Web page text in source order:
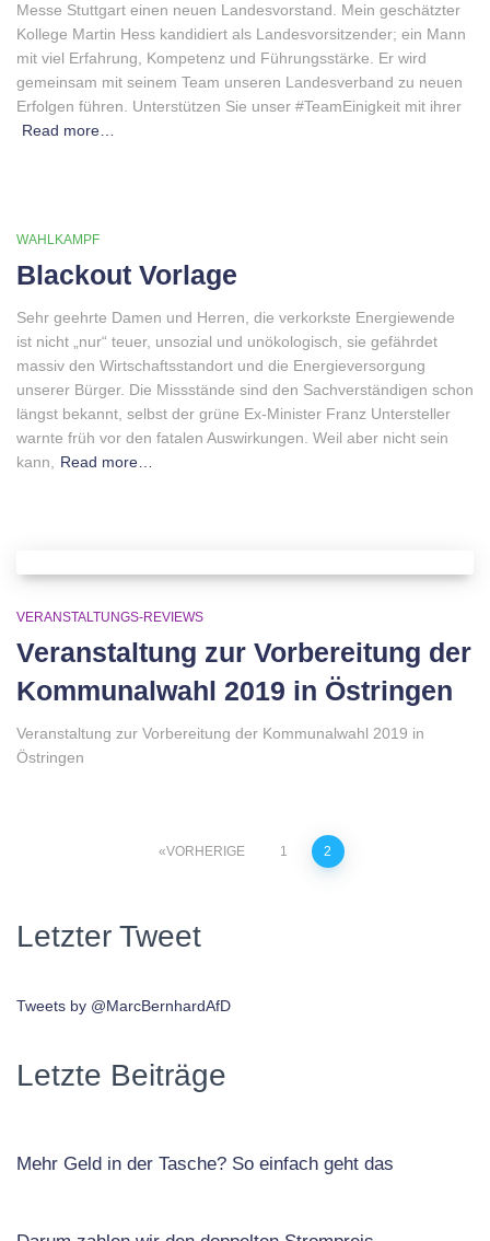
Messe Stuttgart einen neuen Landesvorstand. Mein geschätzter
Kollege Martin Hess kandidiert als Landesvorsitzender; ein Mann
mit viel Erfahrung, Kompetenz und Führungsstärke. Er wird
gemeinsam mit seinem Team unseren Landesverband zu neuen
Erfolgen führen. Unterstützen Sie unser #TeamEinigkeit mit ihrer
Read more…
WAHLKAMPF
Blackout Vorlage
Sehr geehrte Damen und Herren, die verkorkste Energiewende
ist nicht „nur“ teuer, unsozial und unökologisch, sie gefährdet
massiv den Wirtschaftsstandort und die Energieversorgung
unserer Bürger. Die Missstände sind den Sachverständigen schon
längst bekannt, selbst der grüne Ex-Minister Franz Untersteller
warnte früh vor den fatalen Auswirkungen. Weil aber nicht sein
kann, Read more…
VERANSTALTUNGS-REVIEWS
Veranstaltung zur Vorbereitung der
Kommunalwahl 2019 in Östringen
Veranstaltung zur Vorbereitung der Kommunalwahl 2019 in
Östringen
Beitragsnavigation
VORHERIGE 1 2
Letzter Tweet
Tweets by @MarcBernhardAfD
Letzte Beiträge
Mehr Geld in der Tasche? So einfach geht das